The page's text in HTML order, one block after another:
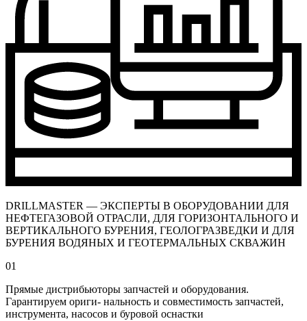
DRILLMASTER — ЭКСПЕРТЫ В ОБОРУДОВАНИИ ДЛЯ
НЕФТЕГАЗОВОЙ ОТРАСЛИ, ДЛЯ ГОРИЗОНТАЛЬНОГО И
ВЕРТИКАЛЬНОГО БУРЕНИЯ, ГЕОЛОГРАЗВЕДКИ И ДЛЯ
БУРЕНИЯ ВОДЯНЫХ И ГЕОТЕРМАЛЬНЫХ СКВАЖИН
01
Прямые дистрибьюторы запчастей и оборудования.
Гарантируем ориги- нальность и совместимость запчастей,
инструмента, насосов и буровой оснастки